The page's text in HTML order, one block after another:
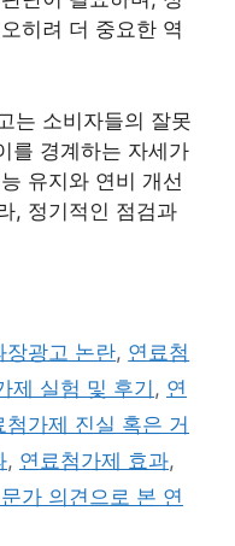
히려 더 중요한 역
는 소비자들의 잘못
를 경계하는 자세가
유지와 연비 개선
, 정기적인 점검과
장광고 논란, 연료첨
제 실험 및 후기, 연
첨가제 진실 혹은 거
, 연료첨가제 효과,
가 의견으로 본 연